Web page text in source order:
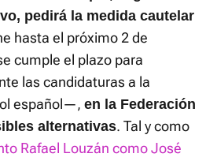
pedirá la medida cautelar
hasta el próximo 2 de
cumple el plazo para
las candidaturas a la
español—, en la Federación
alternativas. Tal y como
Rafael Louzán como José